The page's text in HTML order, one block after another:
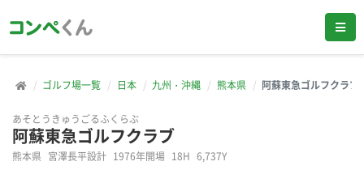
ゴルフ場一覧 日本 九州・沖縄 熊本県 阿蘇東急ゴルフクラブ
あそとうきゅうごるふくらぶ
阿蘇東急ゴルフクラブ
熊本県 宮澤長平設計 1976年開場 18H 6,737Y